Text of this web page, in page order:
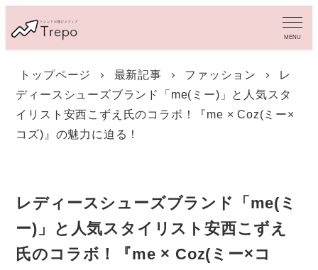
イ
MENU
トップページ 最新記事 ファッション
レ
ディースシューズブランド「me(ミー)」と人気スタ
イリスト安⻄こずえ氏のコラボ！『me × Coz(ミー×
コズ)』の魅力に迫る！
レディースシューズブランド「me(ミ
ー)」と人気スタイリスト安⻄こずえ
氏のコラボ！『me × Coz(ミー×コ